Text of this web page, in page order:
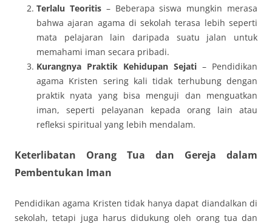
Terlalu Teoritis– Beberapa siswa mungkin merasa
bahwa ajaran agama di sekolah terasa lebih seperti
mata pelajaran lain daripada suatu jalan untuk
memahami iman secara pribadi.
Kurangnya Praktik Kehidupan Sejati – Pendidikan
agama Kristen sering kali tidak terhubung dengan
praktik nyata yang bisa menguji dan menguatkan
iman, seperti pelayanan kepada orang lain atau
refleksi spiritual yang lebih mendalam.
Keterlibatan Orang Tua dan Gereja dalam
Pembentukan Iman
Pendidikan agama Kristen tidak hanya dapat diandalkan di
sekolah, tetapi juga harus didukung oleh orang tua dan